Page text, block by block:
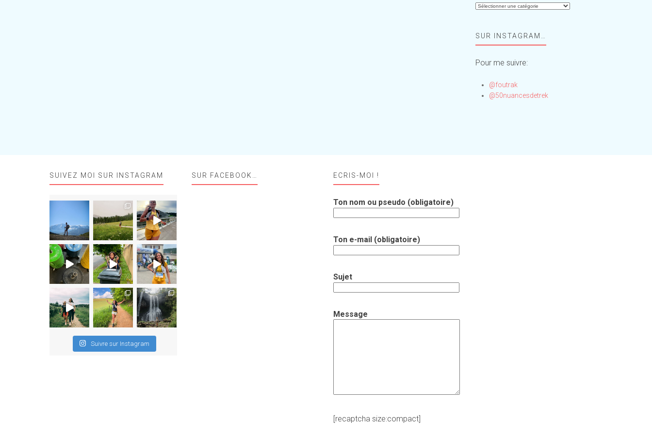
Aide-
!SUR INSTAGRAM…
Pour me suivre:
@foutrak
@50nuancesdetrek
SUIVEZ MOI SUR INSTAGRAM
Suivre sur Instagram
SUR FACEBOOK… ECRIS-MOI !
Ton nom ou pseudo (obligatoire)
Ton e-mail (obligatoire)
Sujet
Message
[recaptcha size:compact]